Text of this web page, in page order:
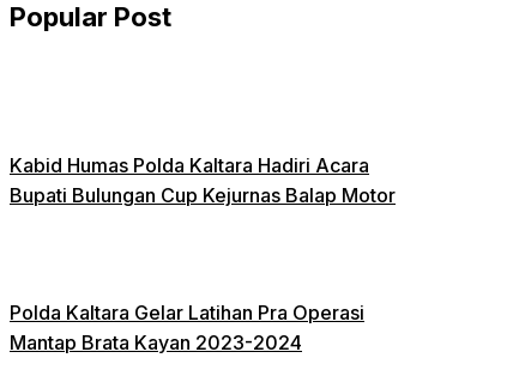
Popular Post
Kabid Humas Polda Kaltara Hadiri Acara
Bupati Bulungan Cup Kejurnas Balap Motor
Polda Kaltara Gelar Latihan Pra Operasi
Mantap Brata Kayan 2023-2024